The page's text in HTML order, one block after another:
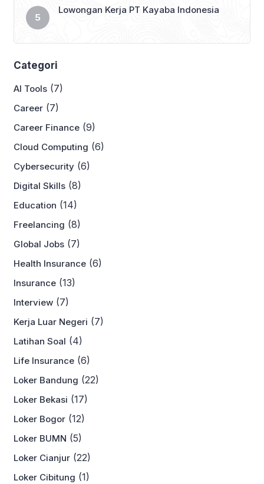
Lowongan Kerja PT Kayaba Indonesia
Categori
AI Tools (7)
Career (7)
Career Finance (9)
Cloud Computing (6)
Cybersecurity (6)
Digital Skills (8)
Education (14)
Freelancing (8)
Global Jobs (7)
Health Insurance (6)
Insurance (13)
Interview (7)
Kerja Luar Negeri (7)
Latihan Soal (4)
Life Insurance (6)
Loker Bandung (22)
Loker Bekasi (17)
Loker Bogor (12)
Loker BUMN (5)
Loker Cianjur (22)
Loker Cibitung (1)